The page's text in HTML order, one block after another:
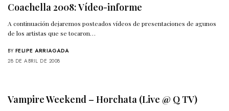
Coachella 2008: Vídeo-informe
A continuación dejaremos posteados vídeos de presentaciones de agunos
de los artistas que se tocaron…
BY FELIPE ARRIAGADA
28 DE ABRIL DE 2008
Vampire Weekend – Horchata (Live @ Q TV)